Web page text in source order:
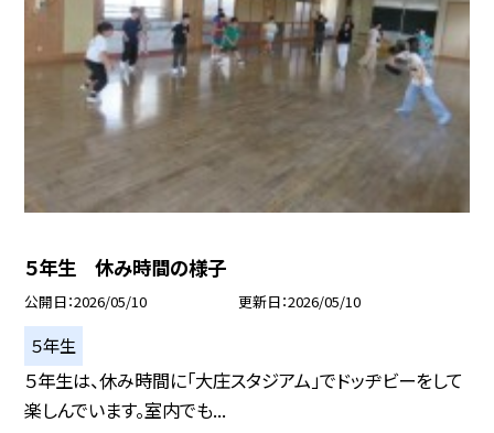
５年生 休み時間の様子
公開日 2026/05/10 更新日 2026/05/10
５年生
５年生は、休み時間に「大庄スタジアム」でドッヂビーをして
楽しんでいます。室内でも...